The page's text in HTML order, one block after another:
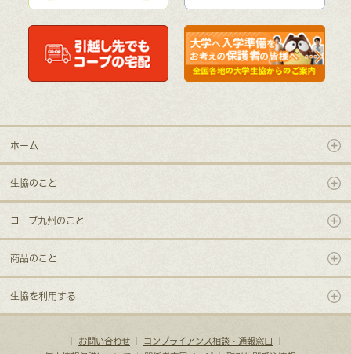
ホーム
生協のこと
コープ九州のこと
商品のこと
生協を利用する
お問い合わせ｜ コンプライアンス相談・通報窓口